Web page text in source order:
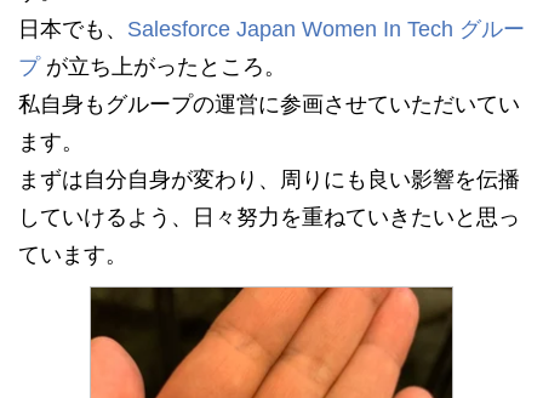
日本でも、 Salesforce Japan Women In Tech グルー
プ が立ち上がったところ。
私自身もグループの運営に参画させていただいてい
ます。
まずは自分自身が変わり、周りにも良い影響を伝播
していけるよう、日々努力を重ねていきたいと思っ
ています。